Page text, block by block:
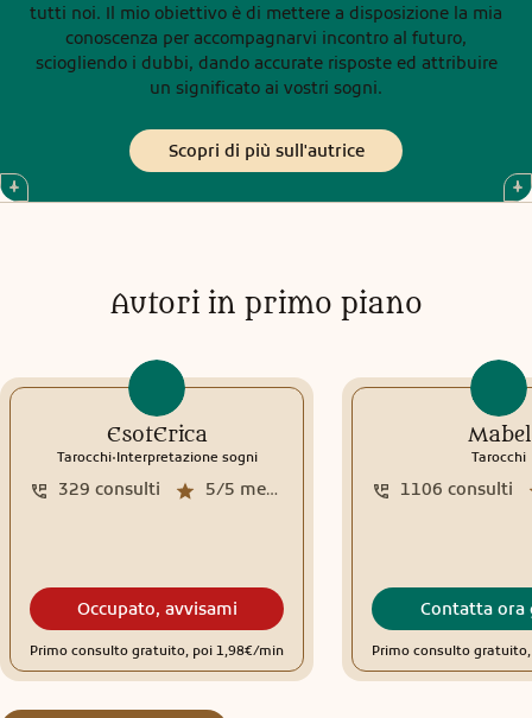
tutti noi. Il mio obiettivo è di mettere a disposizione la mia
conoscenza per accompagnarvi incontro al futuro,
sciogliendo i dubbi, dando accurate risposte ed attribuire
un significato ai vostri sogni.
Scopri di più sull'autrice
Autori in primo piano
EsotErica
Tarocchi.Interpretazione sogni
5/5 media recensioni
329 consulti
Occupato, avvisami
Primo consulto gratuito, poi 1,98€/min
Mabel
Tarocchi
1106 consulti
Contatta ora
Primo consulto